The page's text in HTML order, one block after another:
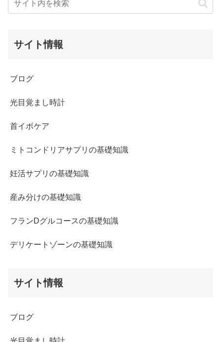
サイト情報
ブログ
光目覚まし時計
首イボケア
ミトコンドリアサプリの基礎知識
妊活サプリの基礎知識
産み分けの基礎知識
フランDグルコースの基礎知識
デリケートゾーンの基礎知識
サイト情報
ブログ